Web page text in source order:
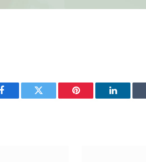
Facebook Twitter Pinterest LinkedIn